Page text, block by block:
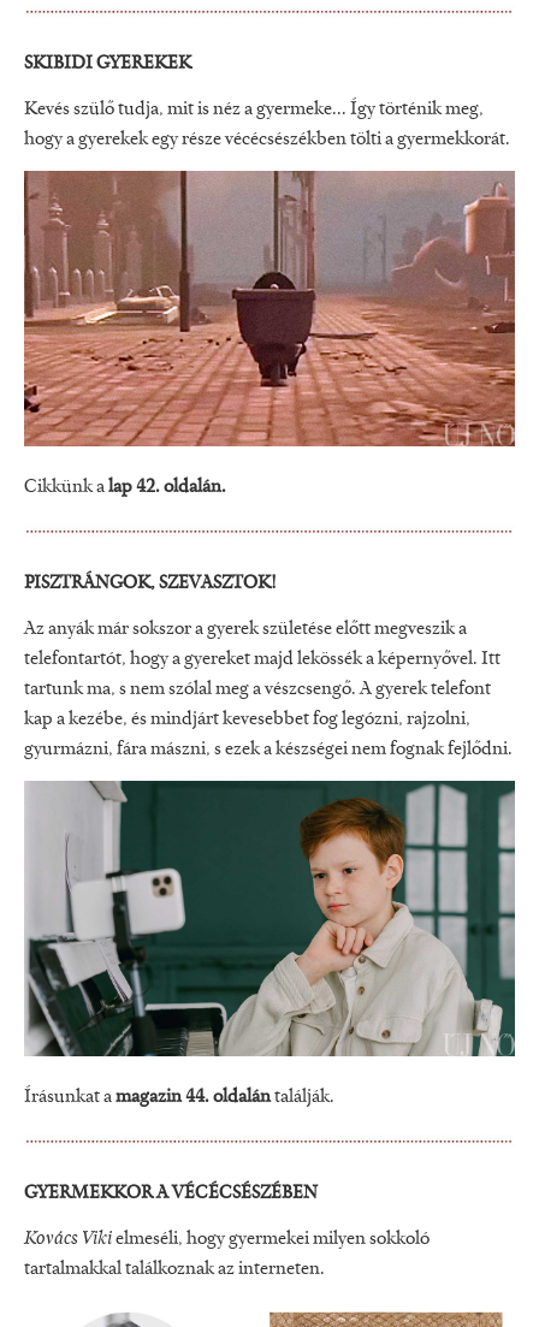
SKIBIDI GYEREKEK
Kevés szülő tudja, mit is néz a gyermeke... Így történik meg,
hogy a gyerekek egy része vécécsészékben tölti a gyermekkorát.
Cikkünk alap 42. oldalán.
PISZTRÁNGOK, SZEVASZTOK!
Az anyák már sokszor a gyerek születése előtt megveszik a
telefontartót, hogy a gyereket majd lekössék a képernyővel. Itt
tartunk ma, s nem szólal meg a vészcsengő. A gyerek telefont
kap a kezébe, és mindjárt kevesebbet fog legózni, rajzolni,
gyurmázni, fára mászni, s ezek a készségei nem fognak fejlődni.
Írásunkat amagazin 44. oldalántalálják.
GYERMEKKOR A VÉCÉCSÉSZÉBEN
Kovács Vikielmeséli, hogy gyermekei milyen sokkoló
tartalmakkal találkoznak az interneten.